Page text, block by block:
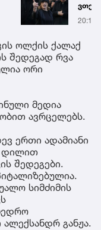
19:40
ოლქის ქალაქ
შედეგად რვა
ორი
მედია
ავრცელებს.
ერთი ადამიანი
დილით
შედეგები.
სიმძიმის
განჟა.